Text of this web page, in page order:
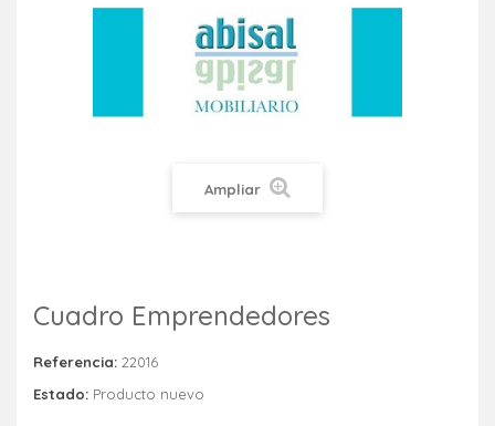
Ampliar
Cuadro Emprendedores
Referencia: 22016
Estado: Producto nuevo